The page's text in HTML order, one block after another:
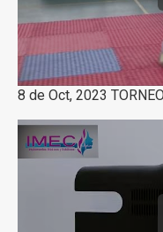
8 de Oct, 2023